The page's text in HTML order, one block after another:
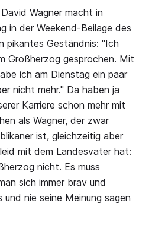
Wagner macht in
in der Weekend-Beilage des
pikantes Geständnis: "Ich
Großherzog gesprochen. Mit
ich am Dienstag ein paar
nicht mehr." Da haben ja
Karriere schon mehr mit
als Wagner, der zwar
ist, gleichzeitig aber
mit dem Landesvater hat:
nicht. Es muss
sich immer brav und
und nie seine Meinung sagen